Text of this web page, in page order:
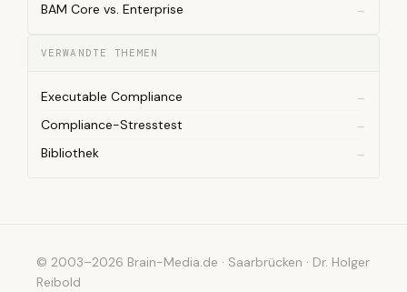
BAM Core vs. Enterprise
VERWANDTE THEMEN
Executable Compliance
Compliance-Stresstest
Bibliothek
© 2003–2026 Brain-Media.de · Saarbrücken · Dr. Holger
Reibold